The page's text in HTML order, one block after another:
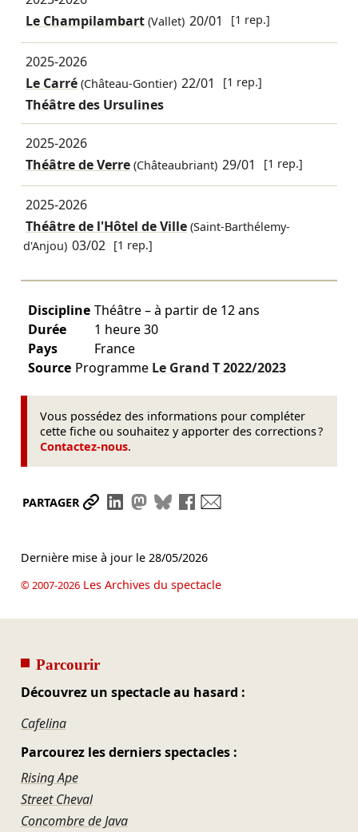
Le Champilambart(Vallet) 20/01 [1 rep.]
2025-2026
Le Carré(Château-Gontier) 22/01 [1 rep.]
Théâtre des Ursulines
2025-2026
Théâtre de Verre(Châteaubriant) 29/01 [1 rep.]
2025-2026
Théâtre de l'Hôtel de Ville(Saint-Barthélemy-
d'Anjou) 03/02 [1 rep.]
Discipline Théâtre – à partir de 12 ans
Durée
1 heure 30
Pays
France
Source Programme Le Grand T2022/2023
Vous possédez des informations pour compléter
cette fiche ou souhaitez y apporter des corrections ?
Contactez-nous.
PARTAGER Partager le lien
Partager sur LinkedIn
Partager sur Mastodon
Partager sur Bluesky
Partager sur Facebook
Dernière mise à jour le 28/05/2026
© 2007-2026Les Archives du spectacle
Parcourir
Découvrez un spectacle au hasard :
Cafelina
Parcourez les derniers spectacles :
Rising Ape
Street Cheval
Concombre de Java